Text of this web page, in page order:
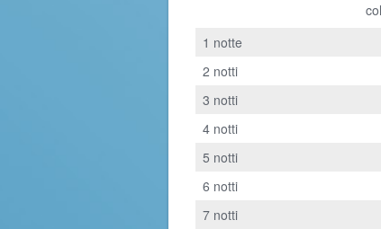
1 notte
2 notti
3 notti
4 notti
5 notti
6 notti
7 notti